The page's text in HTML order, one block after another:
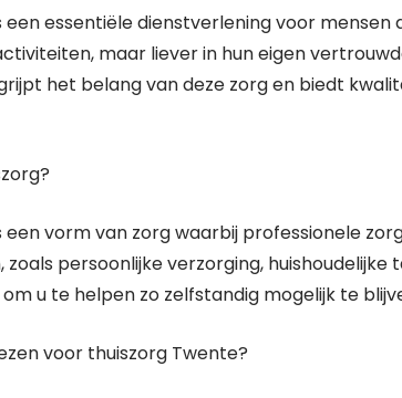
een essentiële dienstverlening voor
maar liever in hun eigen
het belang van deze zorg en biedt
een vorm van zorg waarbij professionele
persoonlijke verzorging,
u te helpen zo zelfstandig mogelijk te
voor thuiszorg Twente?